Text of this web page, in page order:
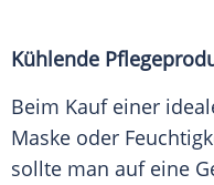
Kühlende
Beim Kauf einer
Maske oder
sollte man auf eine